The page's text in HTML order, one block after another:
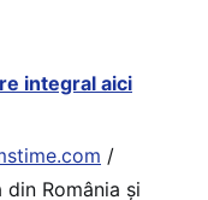
integral aici
/
România şi